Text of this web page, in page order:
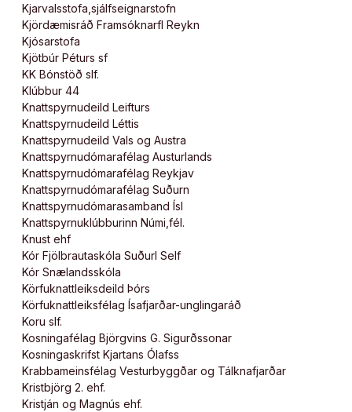
Kjarvalsstofa,sjálfseignarstofn
Kjördæmisráð Framsóknarfl Reykn
Kjósarstofa
Kjötbúr Péturs sf
KK Bónstöð slf.
Klúbbur 44
Knattspyrnudeild Leifturs
Knattspyrnudeild Léttis
Knattspyrnudeild Vals og Austra
Knattspyrnudómarafélag Austurlands
Knattspyrnudómarafélag Reykjav
Knattspyrnudómarafélag Suðurn
Knattspyrnudómarasamband Ísl
Knattspyrnuklúbburinn Númi,fél.
Knust ehf
Kór Fjölbrautaskóla Suðurl Self
Kór Snælandsskóla
Körfuknattleiksdeild Þórs
Körfuknattleiksfélag Ísafjarðar-unglingaráð
Koru slf.
Kosningafélag Björgvins G. Sigurðssonar
Kosningaskrifst Kjartans Ólafss
Krabbameinsfélag Vesturbyggðar og Tálknafjarðar
Kristbjörg 2. ehf.
Kristján og Magnús ehf.